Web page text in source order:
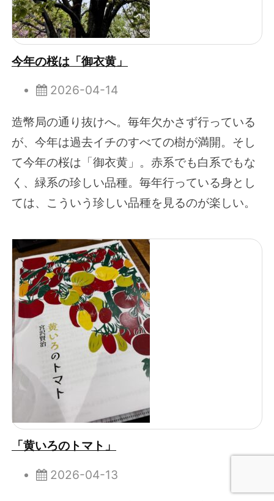
今年の桜は「御衣黄」
2026-04-14
造幣局の通り抜けへ。毎年欠かさず行っている
が、今年は過去イチのすべての樹が満開。そし
て今年の桜は「御衣黄」。赤系でも白系でもな
く、緑系の珍しい品種。毎年行っている身とし
ては、こういう珍しい品種を見るのが楽しい。
「黄いろのトマト」
2026-04-13